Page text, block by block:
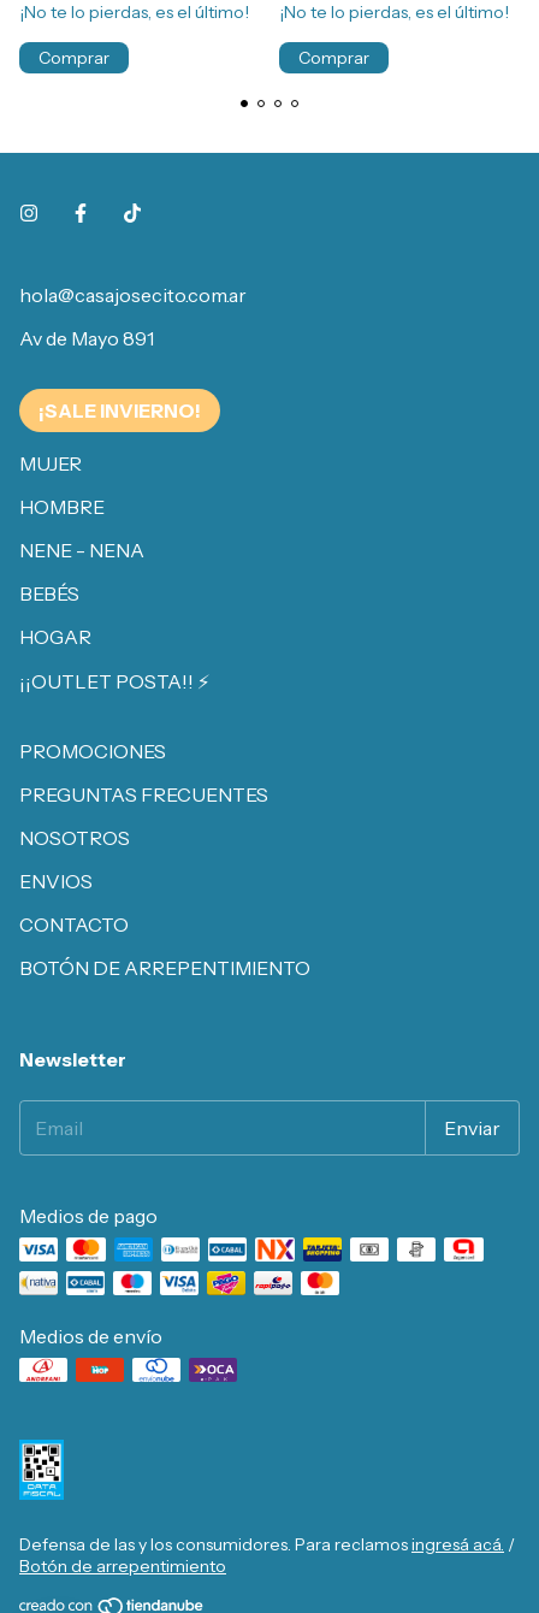
¡No te lo pierdas, es el último!
Comprar
¡No te lo pierdas, es el último!
Comprar
hola@casajosecito.com.ar
Av de Mayo 891
¡SALE INVIERNO!
MUJER
HOMBRE
NENE - NENA
BEBÉS
HOGAR
¡¡OUTLET POSTA!! ⚡️
PROMOCIONES
PREGUNTAS FRECUENTES
NOSOTROS
ENVIOS
CONTACTO
BOTÓN DE ARREPENTIMIENTO
Newsletter
Medios de pago
Medios de envío
Defensa de las y los consumidores. Para reclamosingresá acá. /
Botón de arrepentimiento